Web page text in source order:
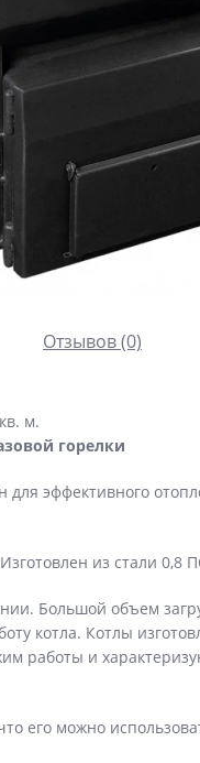
Отзывов (0)
м.
горелки
для эффективного
из стали
Большой объем
котла. Котлы
работы и
его можно